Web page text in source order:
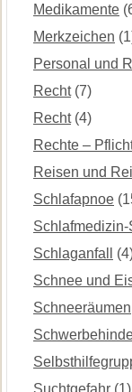
Medikamente
Merkzeichen
Personal und
Recht(7)
Recht(4)
Rechte –
Reisen und
Schlafapnoe
Schlaganfall
Schnee und
Schneeräumen
Suchtgefahr (1)